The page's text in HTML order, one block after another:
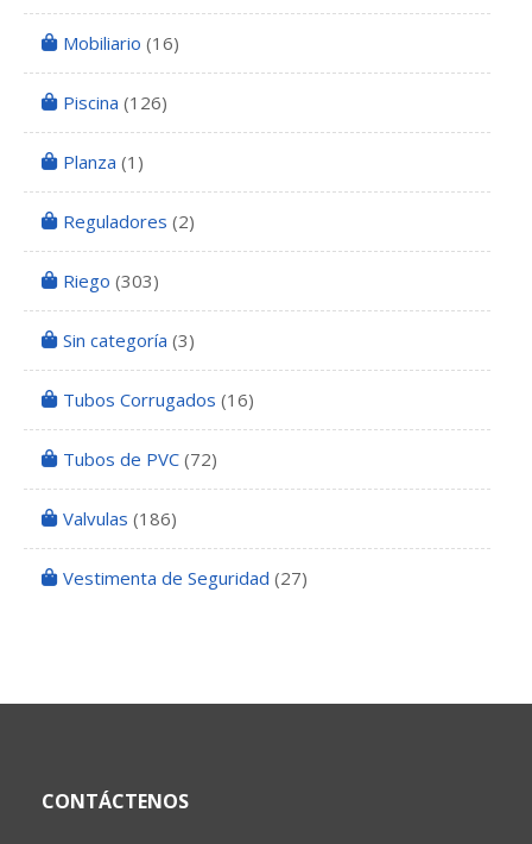
Mobiliario (16)
Piscina (126)
Planza (1)
Reguladores (2)
Riego (303)
Sin categoría (3)
Tubos Corrugados (16)
Tubos de PVC (72)
Valvulas (186)
Vestimenta de Seguridad (27)
CONTÁCTENOS